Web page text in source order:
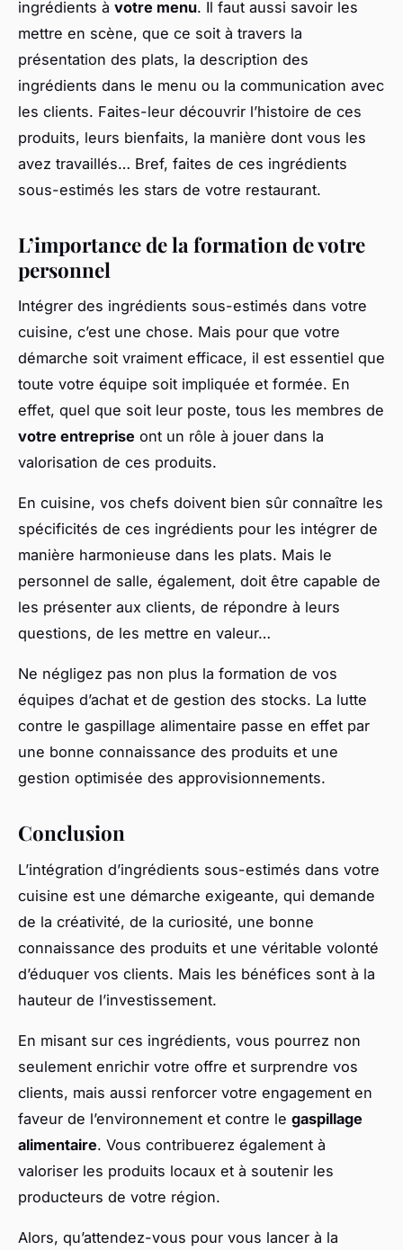
ingrédients à votre menu. Il faut aussi savoir les
mettre en scène, que ce soit à travers la
présentation des plats, la description des
ingrédients dans le menu ou la communication avec
les clients. Faites-leur découvrir l’histoire de ces
produits, leurs bienfaits, la manière dont vous les
avez travaillés… Bref, faites de ces ingrédients
sous-estimés les stars de votre restaurant.
L’importance de la formation de votre
personnel
Intégrer des ingrédients sous-estimés dans votre
cuisine, c’est une chose. Mais pour que votre
démarche soit vraiment efficace, il est essentiel que
toute votre équipe soit impliquée et formée. En
effet, quel que soit leur poste, tous les membres de
votre entreprise ont un rôle à jouer dans la
valorisation de ces produits.
En cuisine, vos chefs doivent bien sûr connaître les
spécificités de ces ingrédients pour les intégrer de
manière harmonieuse dans les plats. Mais le
personnel de salle, également, doit être capable de
les présenter aux clients, de répondre à leurs
questions, de les mettre en valeur…
Ne négligez pas non plus la formation de vos
équipes d’achat et de gestion des stocks. La lutte
contre le gaspillage alimentaire passe en effet par
une bonne connaissance des produits et une
gestion optimisée des approvisionnements.
Conclusion
L’intégration d’ingrédients sous-estimés dans votre
cuisine est une démarche exigeante, qui demande
de la créativité, de la curiosité, une bonne
connaissance des produits et une véritable volonté
d’éduquer vos clients. Mais les bénéfices sont à la
hauteur de l’investissement.
En misant sur ces ingrédients, vous pourrez non
seulement enrichir votre offre et surprendre vos
clients, mais aussi renforcer votre engagement en
faveur de l’environnement et contre le gaspillage
alimentaire. Vous contribuerez également à
valoriser les produits locaux et à soutenir les
producteurs de votre région.
Alors, qu’attendez-vous pour vous lancer à la